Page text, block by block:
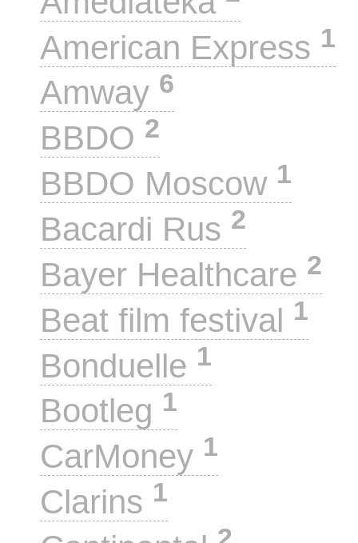
American Express 1
Amway 6
BBDO 2
BBDO Moscow 1
Bacardi Rus 2
Bayer Healthcare 2
Beat film festival 1
Bonduelle 1
Bootleg 1
CarMoney 1
Clarins 1